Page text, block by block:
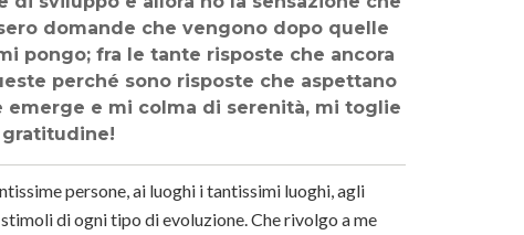
domande che vengono dopo quelle
pongo; fra le tante risposte che ancora
perché sono risposte che aspettano
e mi colma di serenità, mi toglie
gratitudine!
persone, ai luoghi i tantissimi luoghi, agli
di ogni tipo di evoluzione. Che rivolgo a me